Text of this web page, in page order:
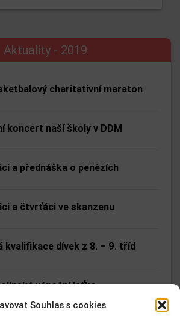
Souhlas s cookies
Aktuality - 2019
charitativní maraton
koncert naší školy v DDM
a přednáška o penězích
a čtvrťáci ve skanzenu
kvalifikace dívek z 8. – 9. tříd
vánoční laťka